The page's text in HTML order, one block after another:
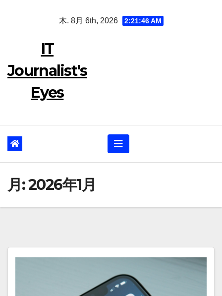
木. 8月 6th, 2026 2:21:47 AM
IT
Journalist's
Eyes
月:2026年1月